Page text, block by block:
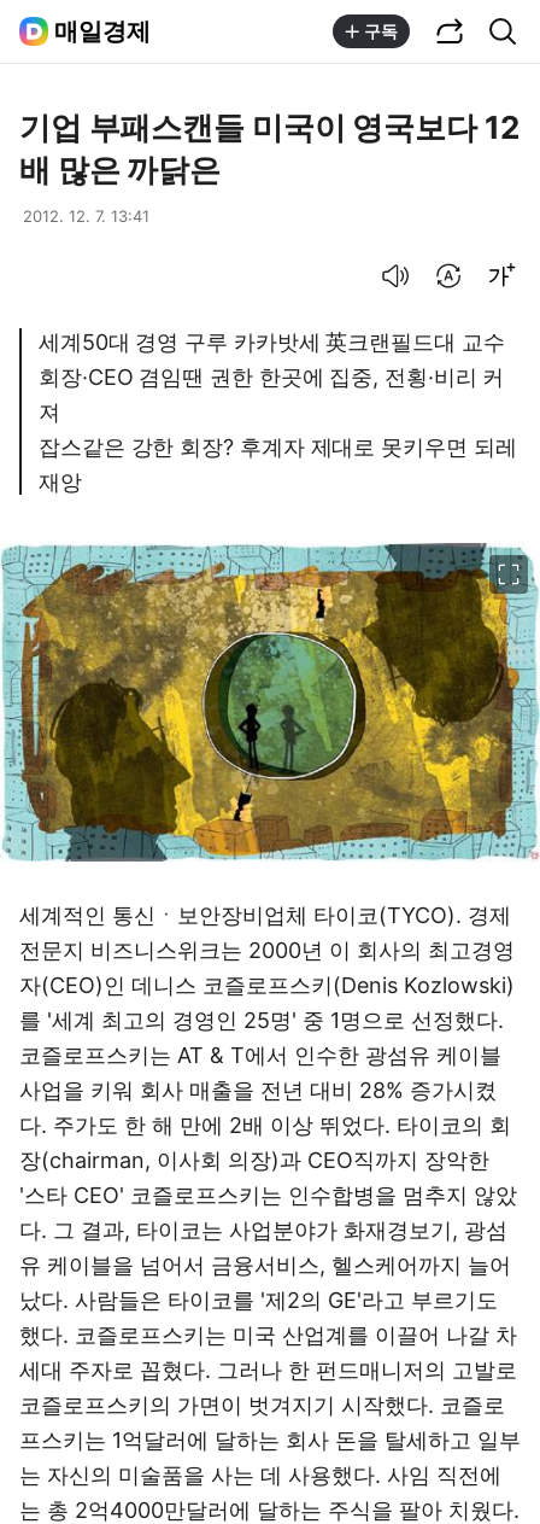
매일경제 구독
기업 부패스캔들 미국이 영국보다 12
배 많은 까닭은
2012. 12. 7. 13:41
세계50대 경영 구루 카카밧세 英크랜필드대 교수
회장·CEO 겸임땐 권한 한곳에 집중, 전횡·비리 커
져
잡스같은 강한 회장? 후계자 제대로 못키우면 되레
재앙
세계적인 통신ㆍ보안장비업체 타이코(TYCO). 경제
전문지 비즈니스위크는 2000년 이 회사의 최고경영
자(CEO)인 데니스 코즐로프스키(Denis Kozlowski)
를 '세계 최고의 경영인 25명' 중 1명으로 선정했다.
코즐로프스키는 AT & T에서 인수한 광섬유 케이블
사업을 키워 회사 매출을 전년 대비 28% 증가시켰
다. 주가도 한 해 만에 2배 이상 뛰었다. 타이코의 회
장(chairman, 이사회 의장)과 CEO직까지 장악한
'스타 CEO' 코즐로프스키는 인수합병을 멈추지 않았
다. 그 결과, 타이코는 사업분야가 화재경보기, 광섬
유 케이블을 넘어서 금융서비스, 헬스케어까지 늘어
났다. 사람들은 타이코를 '제2의 GE'라고 부르기도
했다. 코즐로프스키는 미국 산업계를 이끌어 나갈 차
세대 주자로 꼽혔다. 그러나 한 펀드매니저의 고발로
코즐로프스키의 가면이 벗겨지기 시작했다. 코즐로
프스키는 1억달러에 달하는 회사 돈을 탈세하고 일부
는 자신의 미술품을 사는 데 사용했다. 사임 직전에
는 총 2억4000만달러에 달하는 주식을 팔아 치웠다.